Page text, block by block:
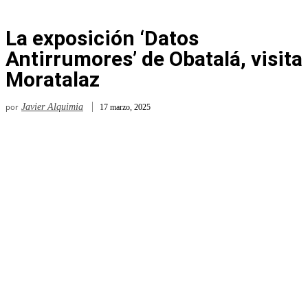
La exposición ‘Datos
Antirrumores’ de Obatalá, visita
Moratalaz
por Javier Alquimia 17 marzo, 2025